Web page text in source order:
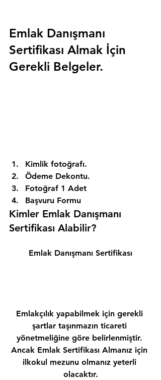
Emlak Danışmanı
Sertifikası Almak İçin
Gerekli Belgeler.
Kimlik fotoğrafı.
Ödeme Dekontu.
Fotoğraf 1 Adet
Başvuru Formu
Kimler Emlak Danışmanı
Sertifikası Alabilir?
Emlak Danışmanı Sertifikası
Emlakçılık yapabilmek için gerekli
şartlar taşınmazın ticareti
yönetmeliğine göre belirlenmiştir.
Ancak Emlak Sertifikası Almanız için
ilkokul mezunu olmanız yeterli
olacaktır.